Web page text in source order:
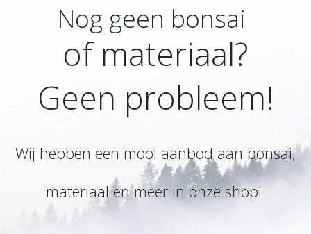
Nog geen bonsai
of materiaal?
Geen probleem!
Wij hebben een mooi aanbod aan bonsai,
materiaal en meer in onze shop!